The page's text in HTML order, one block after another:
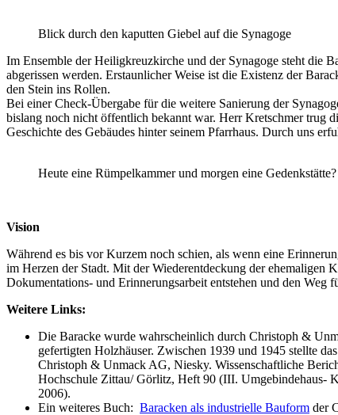
Blick durch den kaputten Giebel auf die Synagoge
Im Ensemble der Heiligkreuzkirche und der Synagoge steht die
abgerissen werden. Erstaunlicher Weise ist die Existenz der
den Stein ins Rollen.
Bei einer Check-Übergabe für die weitere Sanierung der
bislang noch nicht öffentlich bekannt war. Herr Kretschmer trug
Geschichte des Gebäudes hinter seinem Pfarrhaus. Durch uns
Heute eine Rümpelkammer und morgen eine Gedenkstätte?
Vision
Während es bis vor Kurzem noch schien, als wenn eine
im Herzen der Stadt. Mit der Wiederentdeckung der ehemaligen
Dokumentations- und Erinnerungsarbeit entstehen und den Weg
Weitere Links:
Die Baracke wurde wahrscheinlich durch Christoph &
gefertigten Holzhäuser. Zwischen 1939 und 1945 stellte
Christoph & Unmack AG, Niesky. Wissenschaftliche
Hochschule Zittau/ Görlitz, Heft 90 (III. Umgebindehaus-
2006).
Ein weiteres Buch: Baracken als industrielle Bauform der